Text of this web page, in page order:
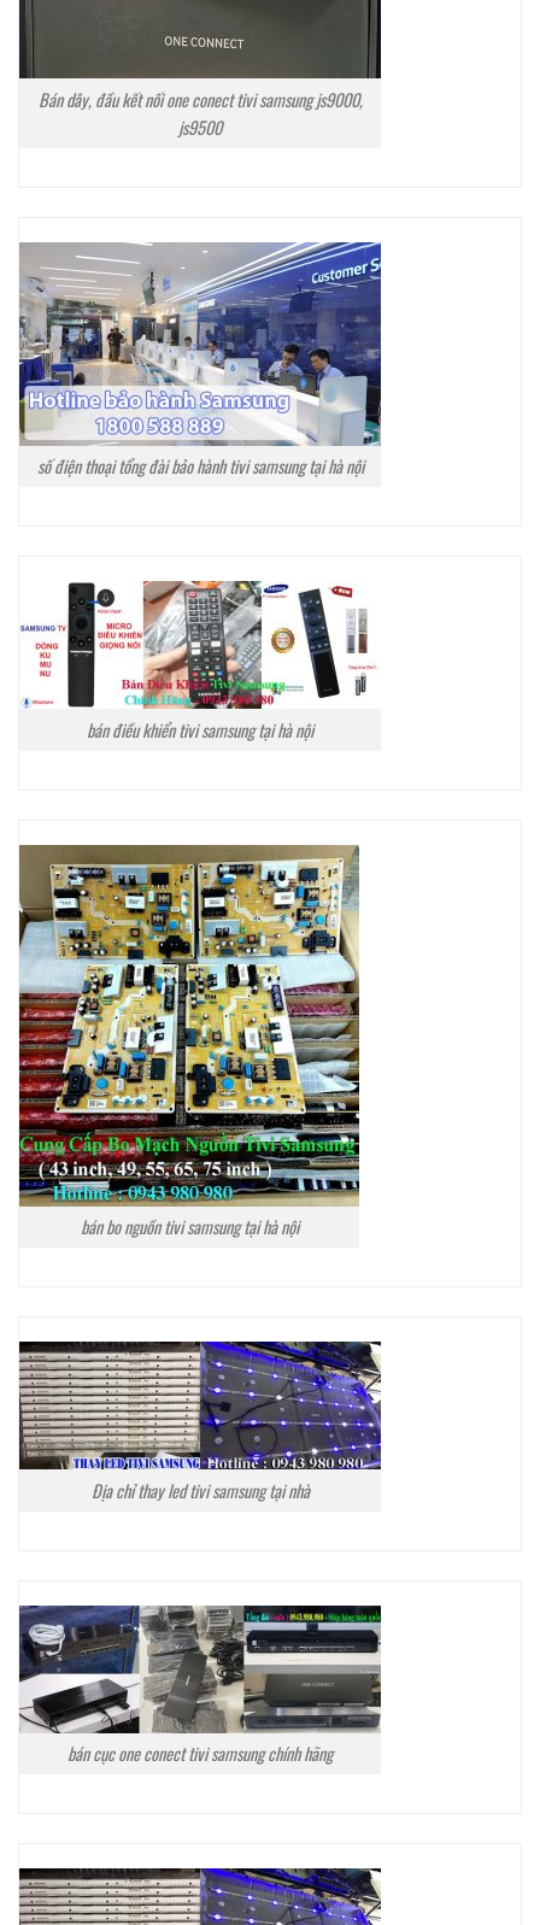
Bán dây, đầu kết nối one conect tivi samsung js9000,
js9500
số điện thoại tổng đài bảo hành tivi samsung tại hà nội
bán điều khiển tivi samsung tại hà nội
bán bo nguồn tivi samsung tại hà nội
Địa chỉ thay led tivi samsung tại nhà
bán cục one conect tivi samsung chính hãng